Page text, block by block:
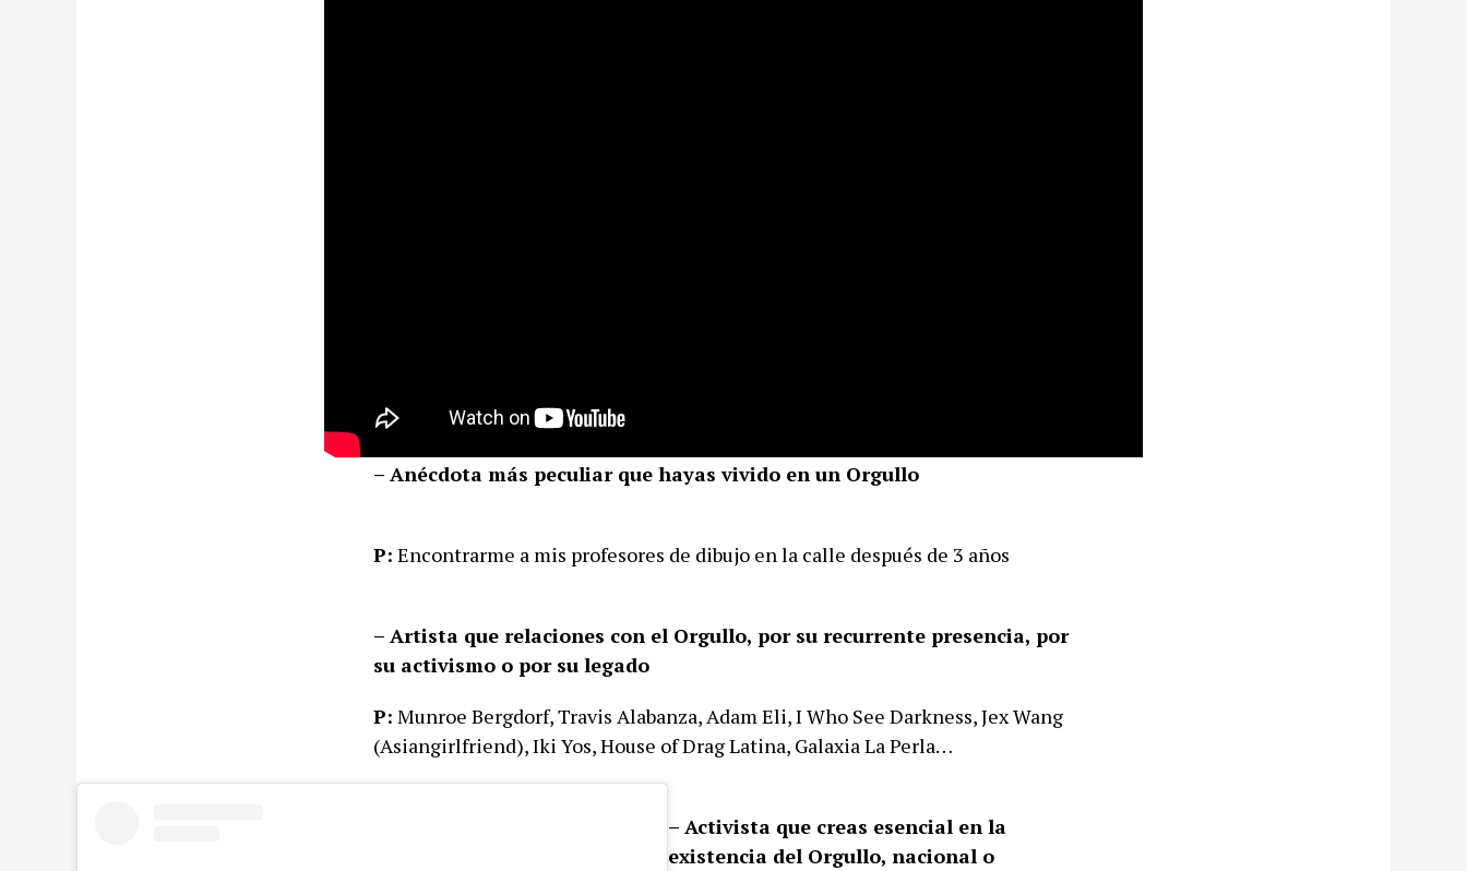
– Anécdota más peculiar que hayas vivido en un Orgullo
P: Encontrarme a mis profesores de dibujo en la calle después de 3 años
– Artista que relaciones con el Orgullo, por su recurrente presencia, por
su activismo o por su legado
P: Munroe Bergdorf, Travis Alabanza, Adam Eli, I Who See Darkness, Jex Wang
(Asiangirlfriend), Iki Yos, House of Drag Latina, Galaxia La Perla…
– Activista que creas esencial en la
existencia del Orgullo, nacional o